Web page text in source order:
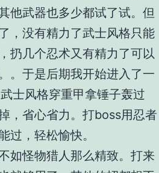
他武器也多少都试了试。但
，没有精力了武士风格只能
扔几个忍术又有精力了可以
。于是后期我开始进入了一
士风格穿重甲拿锤子轰过
，省心省力。打boss用忍者
过，轻松愉快。
如怪物猎人那么精致。打来